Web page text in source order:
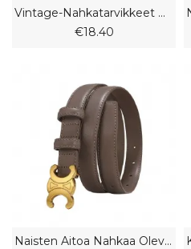
Vintage-Nahkatarvikkeet Big Gold -solki Naisten Vyö Vyö
€18.40
Naisten Aitoa Nahkaa Oleva Vyö